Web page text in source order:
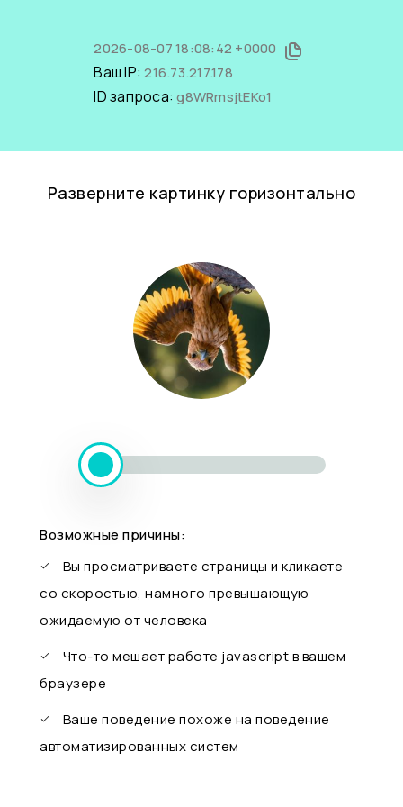
2026-08-07 18:08:42 +0000
Ваш IP:216.73.217.178
ID запроса:g8WRmsjtEKo1
Разверните картинку горизонтально
Возможные причины:
Вы просматриваете страницы и кликаете
со скоростью, намного превышающую
ожидаемую от человека
Что-то мешает работе javascript в вашем
браузере
Ваше поведение похоже на поведение
автоматизированных систем